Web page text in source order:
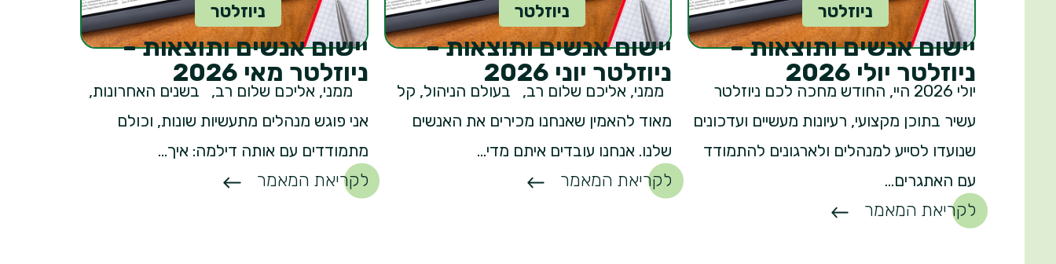
ניוזלטר
יישום אנשים ותוצאות –
ניוזלטר יולי 2026
יולי 2026 היי, החודש מחכה לכם ניוזלטר
עשיר בתוכן מקצועי, רעיונות מעשיים ועדכונים
שנועדו לסייע למנהלים ולארגונים להתמודד
עם האתגרים...
לקריאת המאמר
ניוזלטר
יישום אנשים ותוצאות –
ניוזלטר יוני 2026
ממני, אליכם שלום רב, בעולם הניהול, קל
מאוד להאמין שאנחנו מכירים את האנשים
שלנו. אנחנו עובדים איתם מדי...
לקריאת המאמר
ניוזלטר
יישום אנשים ותוצאות –
ניוזלטר מאי 2026
ממני, אליכם שלום רב, בשנים האחרונות,
אני פוגש מנהלים מתעשיות שונות, וכולם
מתמודדים עם אותה דילמה: איך...
לקריאת המאמר